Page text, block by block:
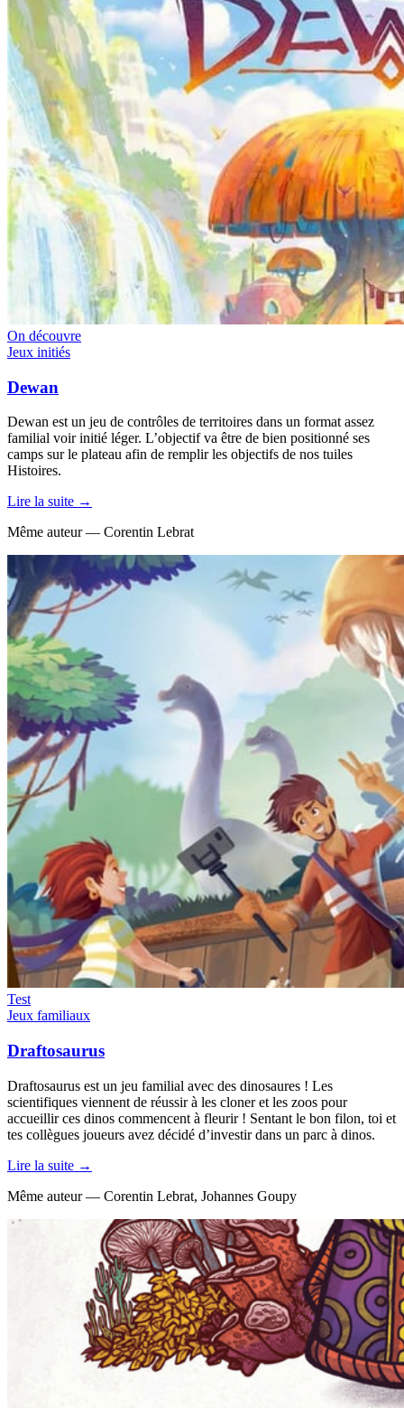
On découvre
Jeux initiés
Dewan
Dewan est un jeu de contrôles de territoires dans un format assez
familial voir initié léger. L’objectif va être de bien positionné ses
camps sur le plateau afin de remplir les objectifs de nos tuiles
Histoires.
Lire la suite →
Même auteur — Corentin Lebrat
Test
Jeux familiaux
Draftosaurus
Draftosaurus est un jeu familial avec des dinosaures ! Les
scientifiques viennent de réussir à les cloner et les zoos pour
accueillir ces dinos commencent à fleurir ! Sentant le bon filon, toi et
tes collègues joueurs avez décidé d’investir dans un parc à dinos.
Lire la suite →
Même auteur — Corentin Lebrat, Johannes Goupy